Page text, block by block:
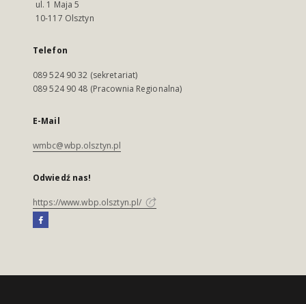
ul. 1 Maja 5
10-117 Olsztyn
Telefon
089 524 90 32 (sekretariat)
089 524 90 48 (Pracownia Regionalna)
E-Mail
wmbc@wbp.olsztyn.pl
Odwiedź nas!
https://www.wbp.olsztyn.pl/